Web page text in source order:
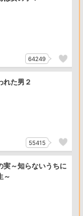
64249
れた男２
55415
実～知らないうちに
～